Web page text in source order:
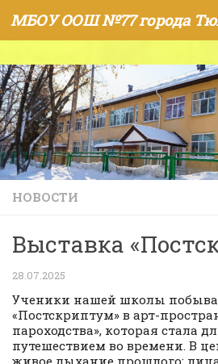
Skip to content
МБОУ ООШ №77 города
НОВОСТИ
Выставка
28.07.2025
Ученики нашей школы
«Постскриптум» в арт-
пароходства», которая стала
путешествием во времени. В
живое дыхание прошлого: